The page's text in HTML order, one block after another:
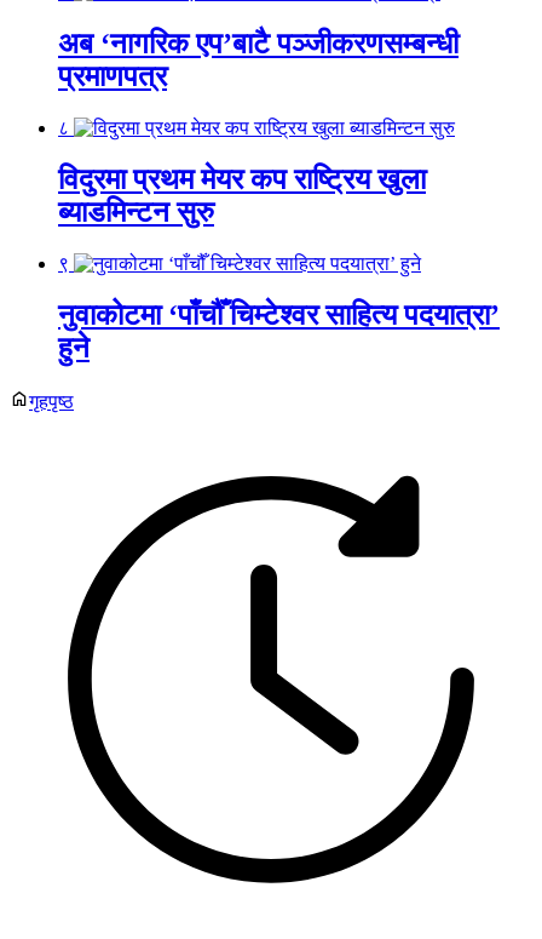
अब ‘नागरिक एप’बाटै पञ्जीकरणसम्बन्धी
प्रमाणपत्र
८
विदुरमा प्रथम मेयर कप राष्ट्रिय खुला
ब्याडमिन्टन सुरु
९
नुवाकोटमा ‘पाँचौँ चिम्टेश्वर साहित्य पदयात्रा’
हुने
गृहपृष्ठ